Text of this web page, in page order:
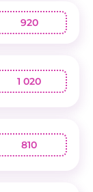
920
1 020
810